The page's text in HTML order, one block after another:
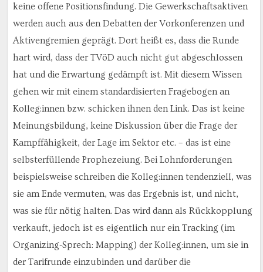
keine offene Positionsfindung. Die Gewerkschaftsaktiven
werden auch aus den Debatten der Vorkonferenzen und
Aktivengremien geprägt. Dort heißt es, dass die Runde
hart wird, dass der TVöD auch nicht gut abgeschlossen
hat und die Erwartung gedämpft ist. Mit diesem Wissen
gehen wir mit einem standardisierten Fragebogen an
Kolleg:innen bzw. schicken ihnen den Link. Das ist keine
Meinungsbildung, keine Diskussion über die Frage der
Kampffähigkeit, der Lage im Sektor etc. – das ist eine
selbsterfüllende Prophezeiung. Bei Lohnforderungen
beispielsweise schreiben die Kolleg:innen tendenziell, was
sie am Ende vermuten, was das Ergebnis ist, und nicht,
was sie für nötig halten. Das wird dann als Rückkopplung
verkauft, jedoch ist es eigentlich nur ein Tracking (im
Organizing-Sprech: Mapping) der Kolleg:innen, um sie in
der Tarifrunde einzubinden und darüber die